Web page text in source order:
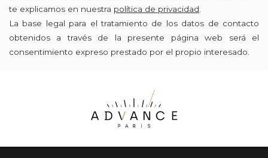
te explicamos en nuestra política de privacidad
La base legal para el tratamiento de los datos de contacto
obtenidos a través de la presente página web será el
consentimiento expreso prestado por el propio interesado.